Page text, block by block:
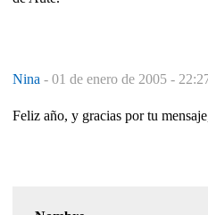
Nina - 01 de enero de 2005 -
Feliz año, y gracias por tu